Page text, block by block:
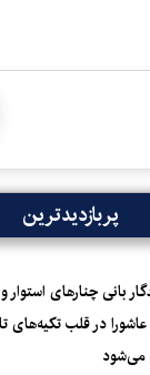
پربازدیدترین
بانی چنارهای استوار
در قلب تکیه‌های
می‌شود